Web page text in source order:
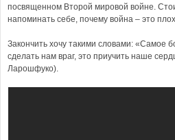
посвященном Второй мировой войне.
напоминать себе, почему война – это
Закончить хочу такими словами: «Самое
сделать нам враг, это приучить наше
Ларошфуко).